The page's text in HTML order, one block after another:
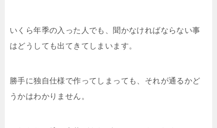
いくら年季の入った人でも、聞かなければならない事
はどうしても出てきてしまいます。
勝手に独自仕様で作ってしまっても、それが通るかど
うかはわかりません。